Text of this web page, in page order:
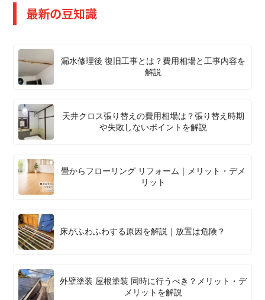
最新の豆知識
漏水修理後 復旧工事とは？費用相場と工事内容を
解説
天井クロス張り替えの費用相場は？張り替え時期
や失敗しないポイントを解説
畳からフローリング リフォーム｜メリット・デメ
リット
床がふわふわする原因を解説｜放置は危険？
外壁塗装 屋根塗装 同時に行うべき？メリット・デ
メリットを解説